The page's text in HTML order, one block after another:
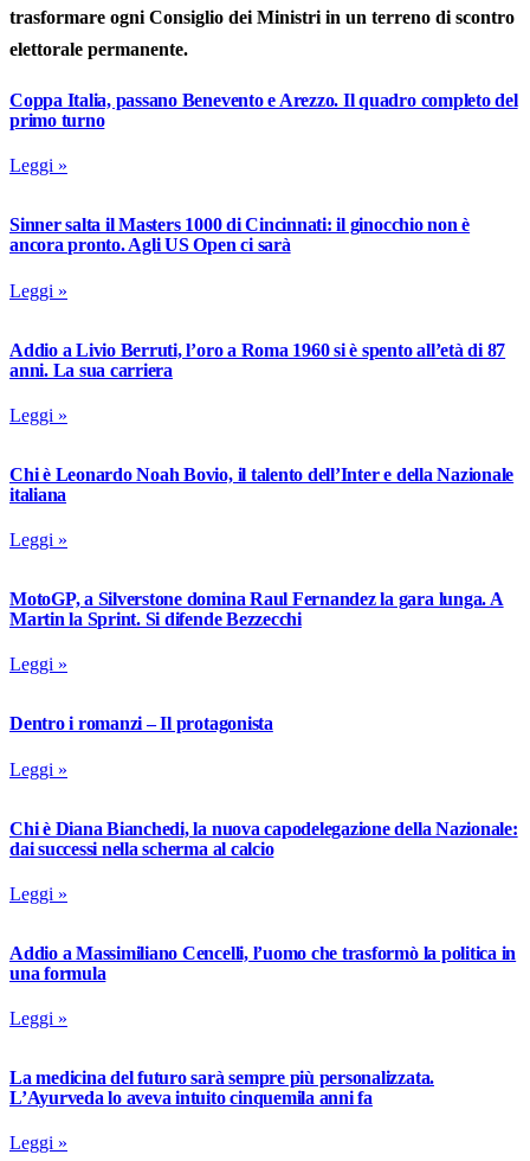
trasformare ogni Consiglio dei Ministri in un terreno di scontro
elettorale permanente.
Coppa Italia, passano Benevento e Arezzo. Il quadro completo del
primo turno
Leggi »
Sinner salta il Masters 1000 di Cincinnati: il ginocchio non è
ancora pronto. Agli US Open ci sarà
Leggi »
Addio a Livio Berruti, l’oro a Roma 1960 si è spento all’età di 87
anni. La sua carriera
Leggi »
Chi è Leonardo Noah Bovio, il talento dell’Inter e della Nazionale
italiana
Leggi »
MotoGP, a Silverstone domina Raul Fernandez la gara lunga. A
Martin la Sprint. Si difende Bezzecchi
Leggi »
Dentro i romanzi – Il protagonista
Leggi »
Chi è Diana Bianchedi, la nuova capodelegazione della Nazionale:
dai successi nella scherma al calcio
Leggi »
Addio a Massimiliano Cencelli, l’uomo che trasformò la politica in
una formula
Leggi »
La medicina del futuro sarà sempre più personalizzata.
L’Ayurveda lo aveva intuito cinquemila anni fa
Leggi »